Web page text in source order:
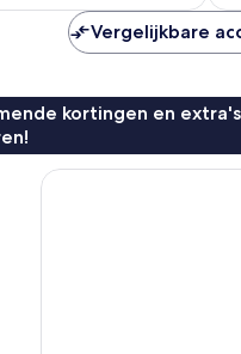
Vergelijkbare
kortingen en